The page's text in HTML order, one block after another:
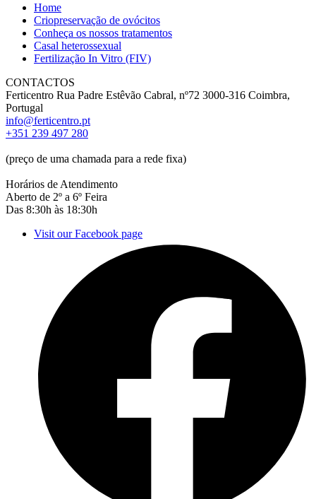
Home
Criopreservação de ovócitos
Conheça os nossos tratamentos
Casal heterossexual
Fertilização In Vitro (FIV)
CONTACTOS
Ferticentro Rua Padre Estêvão Cabral, nº72 3000-316 Coimbra,
Portugal
info@ferticentro.pt
+351 239 497 280
(preço de uma chamada para a rede fixa)
Horários de Atendimento
Aberto de 2º a 6º Feira
Das 8:30h às 18:30h
Visit our Facebook page